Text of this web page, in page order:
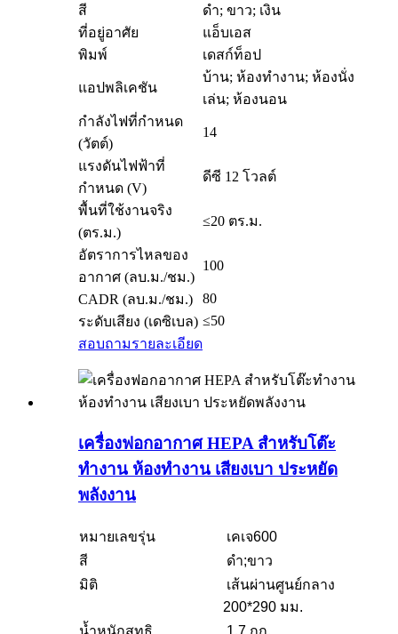
สี
ดำ; ขาว; เงิน
ที่อยู่อาศัย
แอ็บเอส
พิมพ์
เดสก์ท็อป
แอปพลิเคชัน
บ้าน; ห้องทำงาน; ห้องนั่ง
เล่น; ห้องนอน
กำลังไฟที่กำหนด
(วัตต์)
14
แรงดันไฟฟ้าที่
กำหนด (V)
ดีซี 12 โวลต์
พื้นที่ใช้งานจริง
(ตร.ม.)
≤20 ตร.ม.
อัตราการไหลของ
อากาศ (ลบ.ม./ชม.)
100
CADR (ลบ.ม./ชม.)
80
ระดับเสียง (เดซิเบล) ≤50
สอบถามรายละเอียด
เครื่องฟอกอากาศ HEPA สำหรับโต๊ะ
ทำงาน ห้องทำงาน เสียงเบา ประหยัด
พลังงาน
หมายเลขรุ่น
เคเจ600
สี
ดำ;ขาว
มิติ
เส้นผ่านศูนย์กลาง
200*290 มม.
น้ำหนักสุทธิ
1.7 กก.